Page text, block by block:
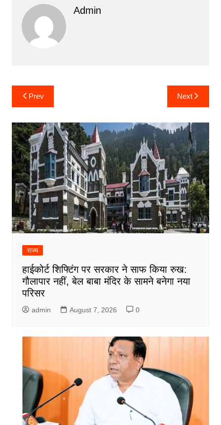
Admin
Post
navigation
Prev Next
राज्य
हाईकोर्ट शिफ्टिंग पर सरकार ने साफ किया रुख:
गौलापार नहीं, बेल बाबा मंदिर के सामने बनेगा नया
परिसर
admin August 7, 2026 0